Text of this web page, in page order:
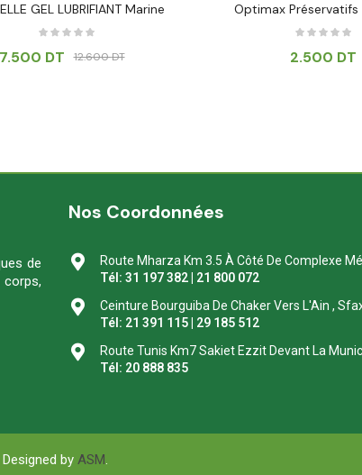
GEL LUBRIFIANT Marine
12.600DT
7.500 DT
Optimax Préservatifs
2.500 DT
de
corps,
Nos Coordonnées
Route Mharza Km 3.5 À Côté De Complexe
Tél: 31 197 382 | 21 800 072
Ceinture Bourguiba De Chaker Vers L'Ain ,
Tél: 21 391 115 | 29 185 512
Route Tunis Km7 Sakiet Ezzit Devant La
Tél: 20 888 835
by ASM.